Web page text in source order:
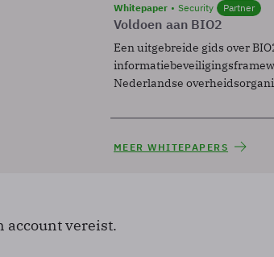
Whitepaper Security Partner
Voldoen aan BIO2
Een uitgebreide gids over
Nederlandse
MEER WHITEPAPERS
account vereist.